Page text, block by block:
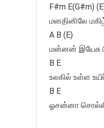
F#m E(G#m)
மனதினிலே
A B (E)
மன்னன் இயேசு
B E
உலகில் உள்ள
B E
ஓசன்னா